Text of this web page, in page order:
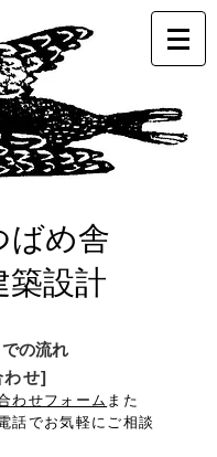
ばめ舎
築設計
の流れ
わせ]
わせフォーム また
話でお気軽にご相談